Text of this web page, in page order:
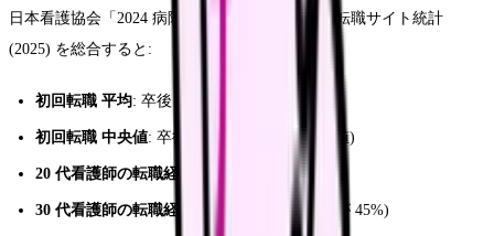
日本看護協会「2024 病院看護実態調査」+ 民間転職サイト統計
(2025) を総合すると:
初回転職 平均: 卒後 3.8 年目
初回転職 中央値: 卒後 3 年目 (3 年目が最頻値)
20 代看護師の転職経験率
30 代看護師の転職経験率 : 約 82% (2 回以上が 45%)